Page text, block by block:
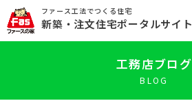
ファース工法でつくる住宅
新築 ・注文住宅ポータルサイト
工務店ブログ
BLOG